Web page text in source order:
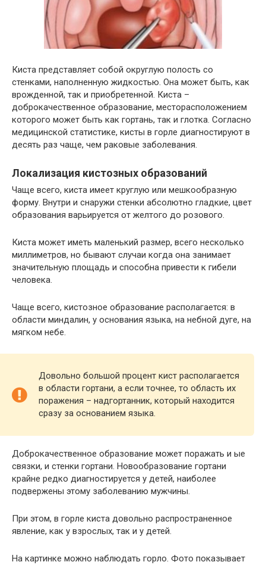
Киста представляет собой округлую полость со
стенками, наполненную жидкостью. Она может быть, как
врожденной, так и приобретенной. Киста –
доброкачественное образование, месторасположением
которого может быть как гортань, так и глотка. Согласно
медицинской статистике, кисты в горле диагностируют в
десять раз чаще, чем раковые заболевания.
Локализация кистозных образований
Чаще всего, киста имеет круглую или мешкообразную
форму. Внутри и снаружи стенки абсолютно гладкие, цвет
образования варьируется от желтого до розового.
Киста может иметь маленький размер, всего несколько
миллиметров, но бывают случаи когда она занимает
значительную площадь и способна привести к гибели
человека.
Чаще всего, кистозное образование располагается: в
области миндалин, у основания языка, на небной дуге, на
мягком небе.
Довольно большой процент кист располагается
в области гортани, а если точнее, то область их
поражения – надгортанник, который находится
сразу за основанием языка.
Доброкачественное образование может поражать и ые
связки, и стенки гортани. Новообразование гортани
крайне редко диагностируется у детей, наиболее
подвержены этому заболеванию мужчины.
При этом, в горле киста довольно распространенное
явление, как у взрослых, так и у детей.
На картинке можно наблюдать горло. Фото показывает